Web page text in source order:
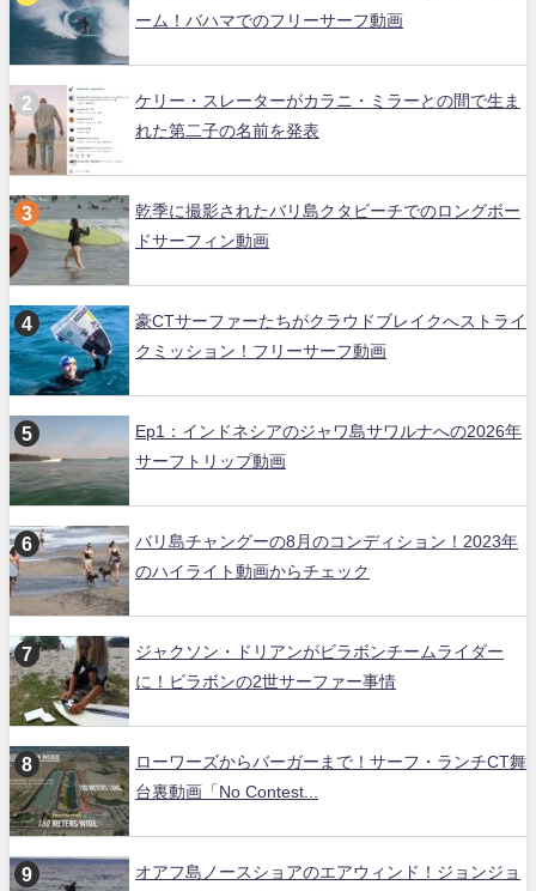
ーム！バハマでのフリーサーフ動画
ケリー・スレーターがカラニ・ミラーとの間で生ま
れた第二子の名前を発表
乾季に撮影されたバリ島クタビーチでのロングボー
ドサーフィン動画
豪CTサーファーたちがクラウドブレイクへストライ
クミッション！フリーサーフ動画
Ep1：インドネシアのジャワ島サワルナへの2026年
サーフトリップ動画
バリ島チャングーの8月のコンディション！2023年
のハイライト動画からチェック
ジャクソン・ドリアンがビラボンチームライダー
に！ビラボンの2世サーファー事情
ローワーズからバーガーまで！サーフ・ランチCT舞
台裏動画「No Contest...
オアフ島ノースショアのエアウィンド！ジョンジョ